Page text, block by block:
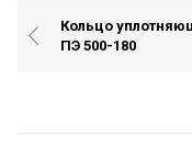
Кольцо
ПЭ 500-180